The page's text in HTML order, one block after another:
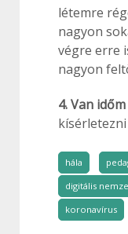
létemre
nagyon
végre erre
nagyon
4. Van
hála
digitális
koronavírus